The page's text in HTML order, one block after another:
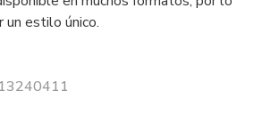
un estilo único.